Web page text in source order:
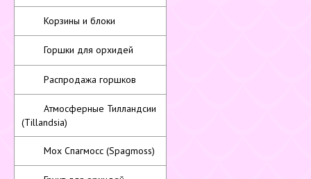
Корзины и блоки
Горшки для орхидей
Распродажа горшков
Атмосферные Тилландсии
(Tillandsia)
Мох Спагмосс (Spagmoss)